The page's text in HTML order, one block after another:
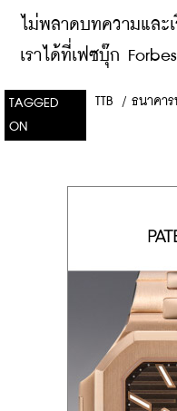
ไม่พลาดบทความและ
เราได้ที่เฟซบุ๊ก
TAGGED
ON
TTB / ธนาคา